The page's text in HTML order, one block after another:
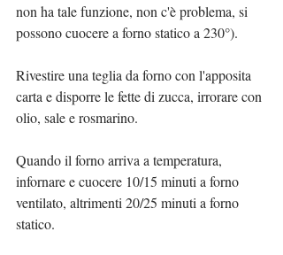
non ha tale funzione, non c'è problema, si
possono cuocere a forno statico a 230°).
Rivestire una teglia da forno con l'apposita
carta e disporre le fette di zucca, irrorare con
olio, sale e rosmarino.
Quando il forno arriva a temperatura,
infornare e cuocere 10/15 minuti a forno
ventilato, altrimenti 20/25 minuti a forno
statico.